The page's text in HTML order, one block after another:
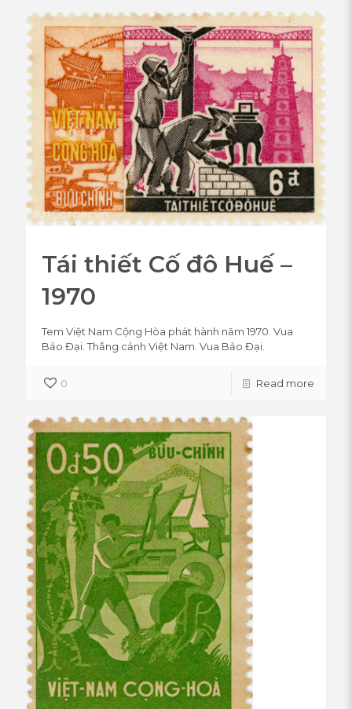
Tái thiết Cố đô Huế –
1970
Tem Việt Nam Cộng Hòa phát hành năm 1970. Vua
Bảo Đại. Thắng cảnh Việt Nam. Vua Bảo Đại.
0 Read more